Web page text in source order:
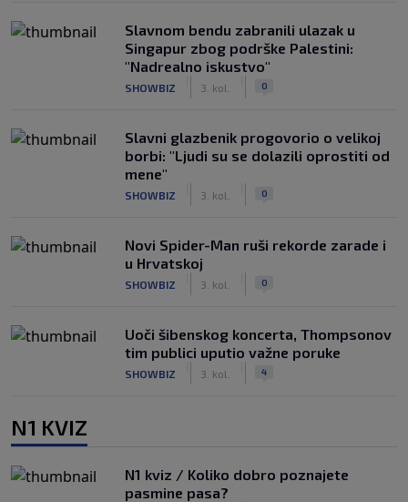
Slavnom bendu zabranili ulazak u
Singapur zbog podrške Palestini:
"Nadrealno iskustvo"
SHOWBIZ 3. kol. 0
Slavni glazbenik progovorio o velikoj
borbi: "Ljudi su se dolazili oprostiti od
mene"
SHOWBIZ 3. kol. 0
Novi Spider-Man ruši rekorde zarade i
u Hrvatskoj
SHOWBIZ 3. kol. 0
Uoči šibenskog koncerta, Thompsonov
tim publici uputio važne poruke
SHOWBIZ 3. kol. 4
N1 KVIZ
N1 kviz / Koliko dobro poznajete
pasmine pasa?